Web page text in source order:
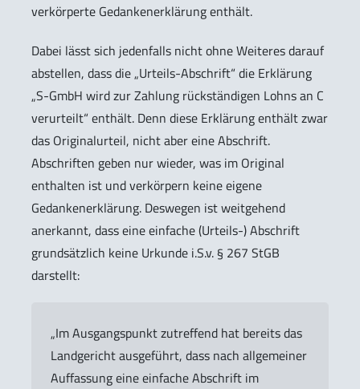
verkörperte Gedankenerklärung enthält.
Dabei lässt sich jedenfalls nicht ohne Weiteres darauf
abstellen, dass die „Urteils-Abschrift“ die Erklärung
„S-GmbH wird zur Zahlung rückständigen Lohns an C
verurteilt“ enthält. Denn diese Erklärung enthält zwar
das Originalurteil, nicht aber eine Abschrift.
Abschriften geben nur wieder, was im Original
enthalten ist und verkörpern keine eigene
Gedankenerklärung. Deswegen ist weitgehend
anerkannt, dass eine einfache (Urteils-) Abschrift
grundsätzlich keine Urkunde i.S.v. § 267 StGB
darstellt:
„Im Ausgangspunkt zutreffend hat bereits das
Landgericht ausgeführt, dass nach allgemeiner
Auffassung eine einfache Abschrift im